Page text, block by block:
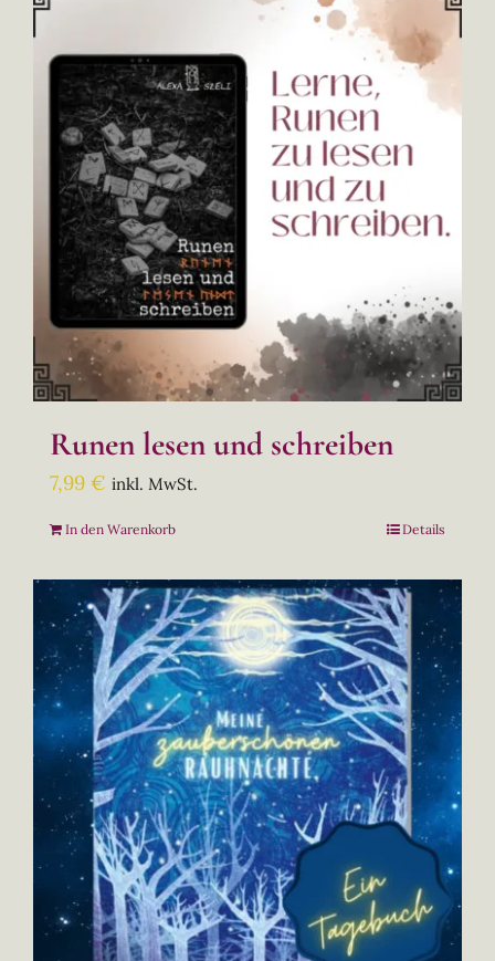
Runen lesen und schreiben
7,99 € inkl. MwSt.
In den Warenkorb Details